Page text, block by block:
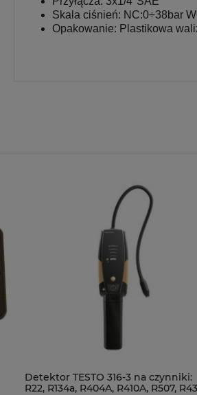
Skala ciśnień: NC:0÷38bar
Opakowanie: Plastikowa
Detektor TESTO 316-3 na czynniki:
R22, R134a, R404A, R410A, R507,